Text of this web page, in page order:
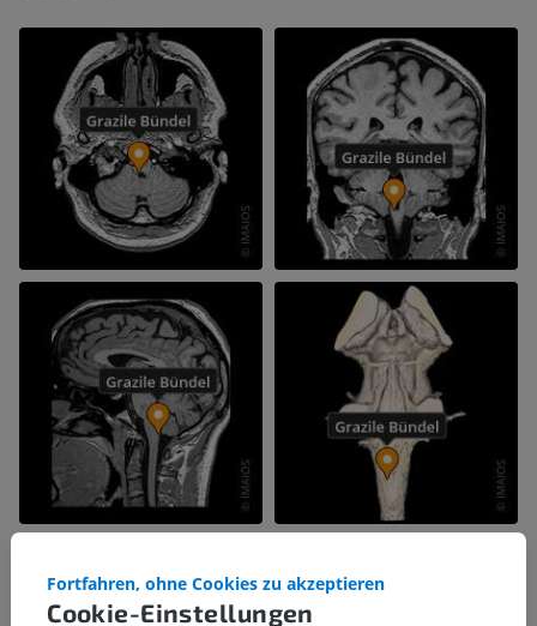
Cookie-Einstellungen
Fortfahren, ohne Cookies zu akzeptieren